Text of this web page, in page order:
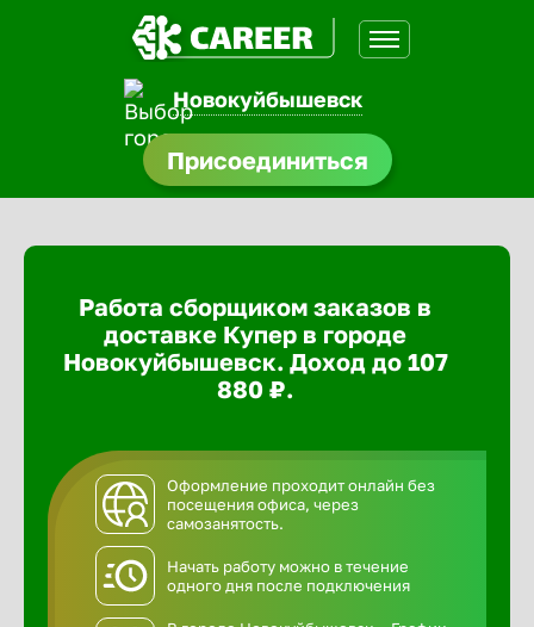
Новокуйбышевск
Присоединиться
Работа сборщиком заказов в
доставке Купер в городе
Новокуйбышевск. Доход до 107
880 ₽.
Оформление проходит онлайн без
посещения офиса, через
самозанятость.
Начать работу можно в течение
одного дня после подключения